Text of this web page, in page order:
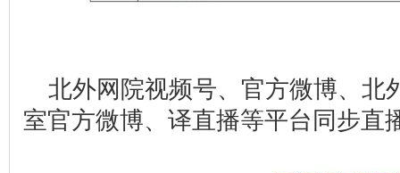
北外网院视频号、官方微博、北
室官方微博、译直播等平台同步直